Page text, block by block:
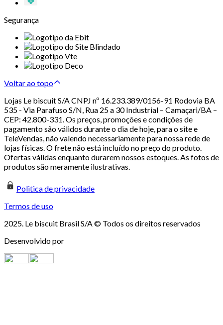
Segurança
Voltar ao topo
Lojas Le biscuit S/A CNPJ nº 16.233.389/0156-91 Rodovia BA
535 - Via Parafuso S/N, Rua 25 a 30 Industrial – Camaçari/BA –
CEP: 42.800-331. Os preços, promoções e condições de
pagamento são válidos durante o dia de hoje, para o site e
TeleVendas, não valendo necessariamente para nossa rede de
lojas físicas. O frete não está incluído no preço do produto.
Ofertas válidas enquanto durarem nossos estoques. As fotos de
produtos são meramente ilustrativas.
Politica de privacidade
Termos de uso
2025. Le biscuit Brasil S/A © Todos os direitos reservados
Desenvolvido por